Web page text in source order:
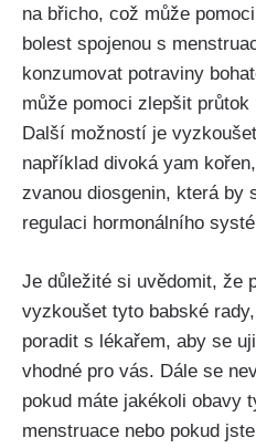
na břicho, což může
bolest spojenou⁣ s‍
konzumovat potraviny
‍může pomoci‍ zlepšit
‌Další možností‌ je
například⁤ divoká yam
zvanou diosgenin, která⁢ by
regulaci ⁤hormonálního⁤
Je důležité‍ si uvědomit,⁢ že
vyzkoušet tyto babské⁢
poradit s⁣ lékařem, aby⁤ se
vhodné ​pro vás. Dále se
pokud⁤ máte jakékoli obavy
menstruace nebo ​pokud